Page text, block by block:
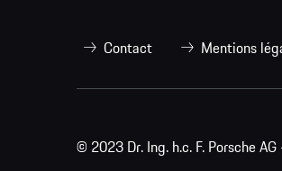
Contact Mentions
© 2023 Dr. Ing. h.c. F. Porsche